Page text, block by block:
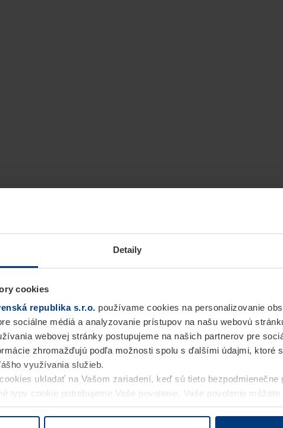
Detaily
cookies
republika s.r.o. používame cookies na personalizovanie
sociálne médiá a analyzovanie prístupov na našu webovú
webovej stránky postupujeme na našich partnerov pre
zhromažďujú podľa možnosti spolu s ďalšími údajmi, ktoré
využívania služieb.
ukladať na Vašom zariadení, keď sú tieto bezpodmienečne
typy cookie potrebujeme Vaše povolenie. Vaše povolenie
na stránkeVyhlásenie o ochrane osobných údajovnašej